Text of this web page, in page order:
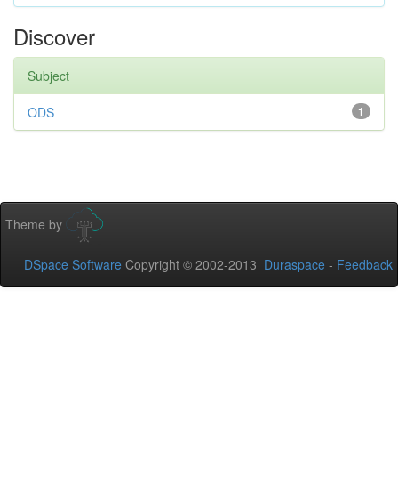
Discover
Subject
1
ODS
Theme by
DSpace Software Copyright © 2002-2013 Duraspace - Feedback